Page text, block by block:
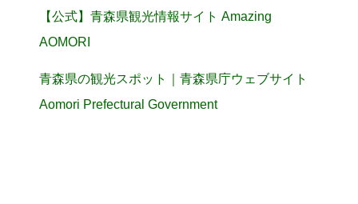
【公式】青森県観光情報サイト Amazing
AOMORI
青森県の観光スポット｜青森県庁ウェブサイト
Aomori Prefectural Government